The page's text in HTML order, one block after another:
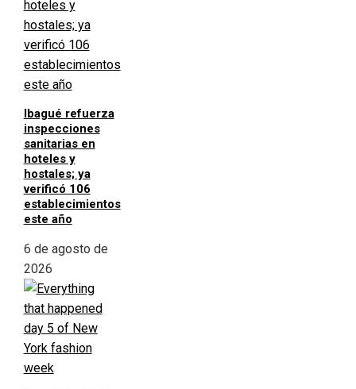
Ibagué refuerza
inspecciones
sanitarias en
hoteles y
hostales; ya
verificó 106
establecimientos
este año
6 de agosto de
2026